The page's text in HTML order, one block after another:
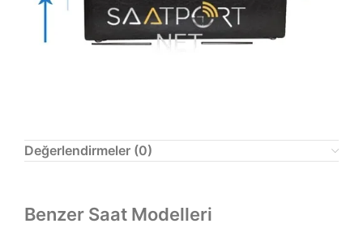
Değerlendirmeler (0)
Benzer Saat Modelleri